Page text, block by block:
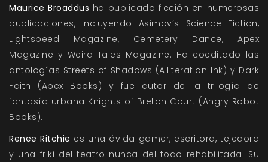
Maurice Broaddus ha publicado ficción en numerosas
publicaciones, incluyendo Asimov’s Science Fiction,
Lightspeed Magazine, Cemetery Dance, Apex
Magazine y Weird Tales Magazine. Ha coeditado las
antologías Streets of Shadows (Alliteration Ink) y Dark
Faith (Apex Books) y fue autor de la trilogía de
fantasía urbana Knights of Breton Court (Angry Robot
Books).
Renee Ritchie es una ávida gamer, escritora, tejedora
y una friki del teatro nunca del todo rehabilitada. Su